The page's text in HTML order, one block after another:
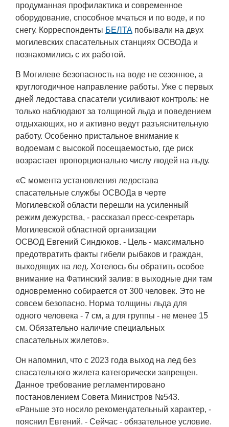
продуманная профилактика и современное
оборудование, способное мчаться и по воде, и по
снегу. Корреспонденты БЕЛТА побывали на двух
могилевских спасательных станциях ОСВОДа и
познакомились с их работой.
В Могилеве безопасность на воде не сезонное, а
круглогодичное направление работы. Уже с первых
дней ледостава спасатели усиливают контроль: не
только наблюдают за толщиной льда и поведением
отдыхающих, но и активно ведут разъяснительную
работу. Особенно пристальное внимание к
водоемам с высокой посещаемостью, где риск
возрастает пропорционально числу людей на льду.
«С момента установления ледостава
спасательные службы ОСВОДа в черте
Могилевской области перешли на усиленный
режим дежурства, - рассказал пресс-секретарь
Могилевской областной организации
ОСВОД Евгений Синдюков. - Цель - максимально
предотвратить факты гибели рыбаков и граждан,
выходящих на лед. Хотелось бы обратить особое
внимание на Фатинский залив: в выходные дни там
одновременно собирается от 300 человек. Это не
совсем безопасно. Норма толщины льда для
одного человека - 7 см, а для группы - не менее 15
см. Обязательно наличие специальных
спасательных жилетов».
Он напомнил, что с 2023 года выход на лед без
спасательного жилета категорически запрещен.
Данное требование регламентировано
постановлением Совета Министров №543.
«Раньше это носило рекомендательный характер, -
пояснил Евгений. - Сейчас - обязательное условие.